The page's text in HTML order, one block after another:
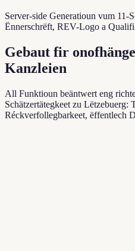
Server-side Generatioun vum
Ënnerschrëft, REV-Logo a
Gebaut fir
Kanzleien
All Funktioun beäntwert eng
Schätzertätegkeet zu
Réckverfollegbarkeet, ëffentlech